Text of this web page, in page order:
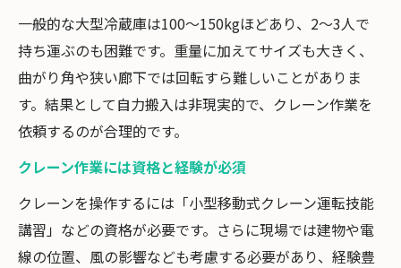
一般的な大型冷蔵庫は100〜150kgほどあり、2〜3人で
持ち運ぶのも困難です。重量に加えてサイズも大きく、
曲がり角や狭い廊下では回転すら難しいことがありま
す。結果として自力搬入は非現実的で、クレーン作業を
依頼するのが合理的です。
クレーン作業には資格と経験が必須
クレーンを操作するには「小型移動式クレーン運転技能
講習」などの資格が必要です。さらに現場では建物や電
線の位置、風の影響なども考慮する必要があり、経験豊